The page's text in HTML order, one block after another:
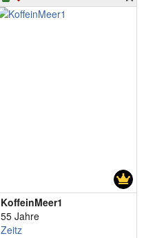
KoffeinMeer1
55 Jahre
Zeitz